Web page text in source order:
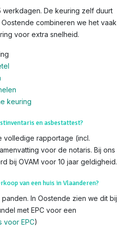
werkdagen. De keuring zelf duurt
combineren we het vaak
voor extra snelheid.
keuring
en asbestattest?
volledige rapportage (incl.
voor de notaris. Bij ons
bij OVAM voor 10 jaar geldigheid.
van een huis in Vlaanderen?
In Oostende zien we dit bij
met EPC voor een
voor EPC)